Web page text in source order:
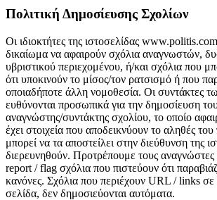
Πολιτική Δημοσίευσης Σχολίων
Οι ιδιοκτήτες της ιστοσελίδας
δικαίωμα να αφαιρούν σχόλια αναγνωστών,
υβριστικού περιεχομένου, ή/και σχόλια που
ότι υποκινούν το μίσος/τον ρατσισμό ή που
οποιαδήποτε άλλη νομοθεσία. Οι συντάκτες
ευθύνονται προσωπικά για την δημοσίευση
αναγνώστης/συντάκτης σχολίου, το οποίο
έχει στοιχεία που αποδεικνύουν το αληθές
μπορεί να τα αποστείλει στην διεύθυνση της
διερευνηθούν. Προτρέπουμε τους
report / flag σχόλια που πιστεύουν ότι
κανόνες. Σχόλια που περιέχουν URL / links σε
σελίδα, δεν δημοσιεύονται αυτόματα.